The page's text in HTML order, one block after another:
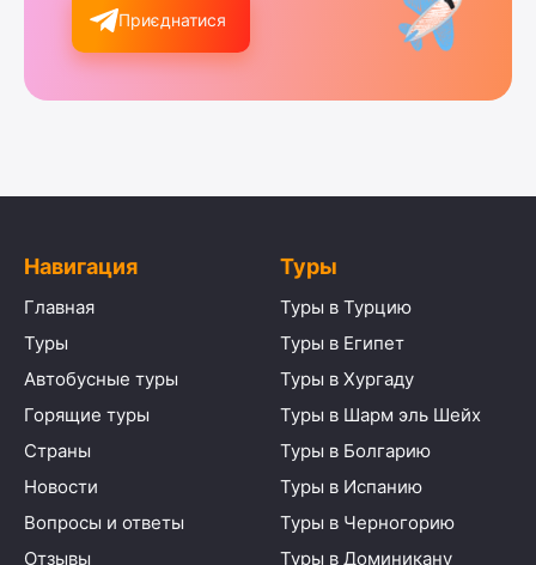
Приєднатися
Навигация
Главная
Туры
Автобусные туры
Горящие туры
Страны
Новости
Вопросы и ответы
Отзывы
Туры
Туры в Турцию
Туры в Египет
Туры в Хургаду
Туры в Шарм эль Шейх
Туры в Болгарию
Туры в Испанию
Туры в Черногорию
Туры в Доминикану